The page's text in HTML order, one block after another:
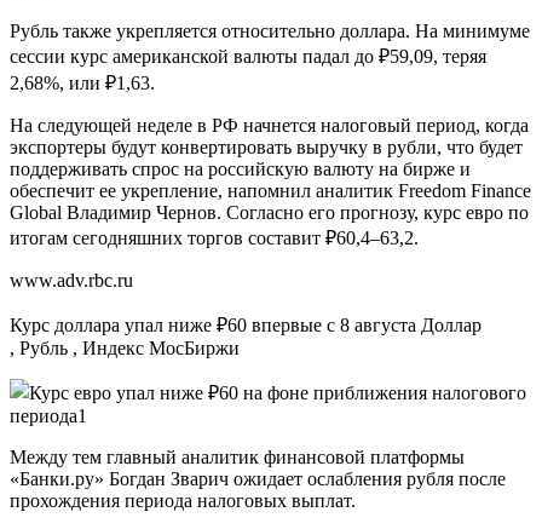
Рубль также укрепляется относительно доллара. На минимуме
сессии курс американской валюты падал до ₽59,09, теряя
2,68%, или ₽1,63.
На следующей неделе в РФ начнется налоговый период, когда
экспортеры будут конвертировать выручку в рубли, что будет
поддерживать спрос на российскую валюту на бирже и
обеспечит ее укрепление, напомнил аналитик Freedom Finance
Global Владимир Чернов. Согласно его прогнозу, курс евро по
итогам сегодняшних торгов составит ₽60,4–63,2.
www.adv.rbc.ru
Курс доллара упал ниже ₽60 впервые с 8 августа Доллар
, Рубль , Индекс МосБиржи
Между тем главный аналитик финансовой платформы
«Банки.ру» Богдан Зварич ожидает ослабления рубля после
прохождения периода налоговых выплат.